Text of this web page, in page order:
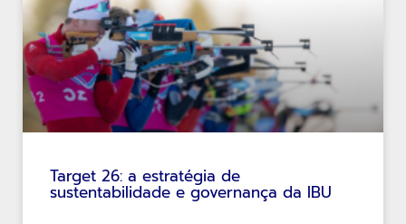
Target 26: a estratégia de
sustentabilidade e governança da IBU